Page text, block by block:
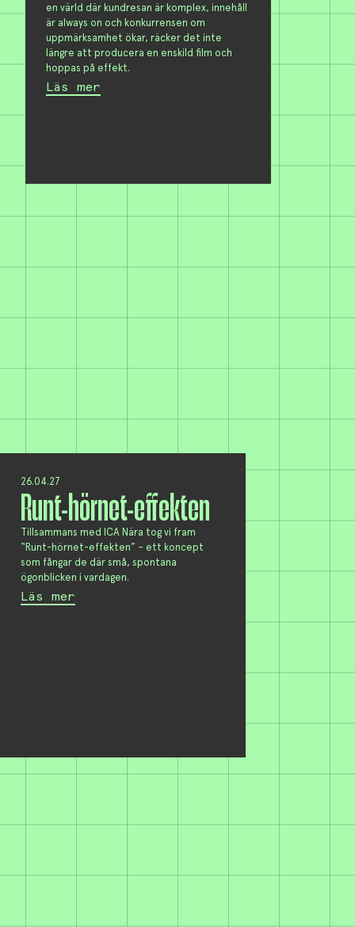
en värld där kundresan är komplex, innehåll
är always on och konkurrensen om
uppmärksamhet ökar, räcker det inte
längre att producera en enskild film och
hoppas på effekt.
Läs mer
26.04.27
Runt-hörnet-effekten
Tillsammans med ICA Nära tog vi fram
“Runt-hörnet-effekten” – ett koncept
som fångar de där små, spontana
ögonblicken i vardagen.
Läs mer